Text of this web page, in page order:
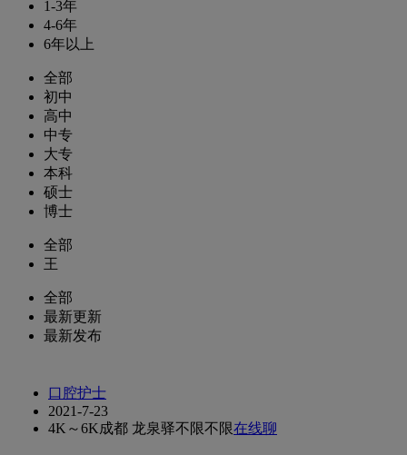
1-3年
4-6年
6年以上
全部
初中
高中
中专
大专
本科
硕士
博士
全部
王
全部
最新更新
最新发布
口腔护士
2021-7-23
4K～6K成都 龙泉驿不限不限在线聊